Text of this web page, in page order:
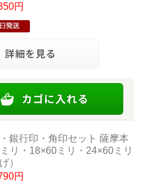
円
銀行印・角印セット 薩摩本
リ・18×60ミリ・24×60ミリ
）
円